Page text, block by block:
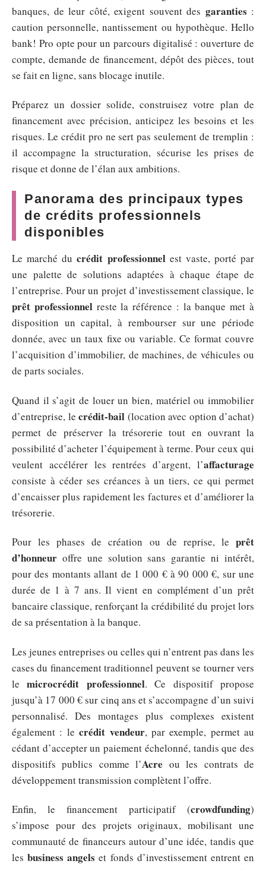
banques, de leur côté, exigent souvent des garanties :
caution personnelle, nantissement ou hypothèque. Hello
bank! Pro opte pour un parcours digitalisé : ouverture de
compte, demande de financement, dépôt des pièces, tout
se fait en ligne, sans blocage inutile.
Préparez un dossier solide, construisez votre plan de
financement avec précision, anticipez les besoins et les
risques. Le crédit pro ne sert pas seulement de tremplin :
il accompagne la structuration, sécurise les prises de
risque et donne de l’élan aux ambitions.
Panorama des principaux types
de crédits professionnels
disponibles
Le marché ducrédit professionnelest vaste, porté par
une palette de solutions adaptées à chaque étape de
l’entreprise. Pour un projet d’investissement classique, le
prêt professionnelreste la référence : la banque met à
disposition un capital, à rembourser sur une période
donnée, avec un taux fixe ou variable. Ce format couvre
l’acquisition d’immobilier, de machines, de véhicules ou
de parts sociales.
Quand il s’agit de louer un bien, matériel ou immobilier
d’entreprise, le crédit-bail (location avec option d’achat)
permet de préserver la trésorerie tout en ouvrant la
possibilité d’acheter l’équipement à terme. Pour ceux qui
veulent accélérer les rentrées d’argent, l’affacturage
consiste à céder ses créances à un tiers, ce qui permet
d’encaisser plus rapidement les factures et d’améliorer la
trésorerie.
Pour les phases de création ou de reprise, le prêt
d’honneur offre une solution sans garantie ni intérêt,
pour des montants allant de 1 000 € à 90 000 €, sur une
durée de 1 à 7 ans. Il vient en complément d’un prêt
bancaire classique, renforçant la crédibilité du projet lors
de sa présentation à la banque.
Les jeunes entreprises ou celles qui n’entrent pas dans les
cases du financement traditionnel peuvent se tourner vers
lemicrocrédit professionnel. Ce dispositif propose
jusqu’à 17 000 € sur cinq ans et s’accompagne d’un suivi
personnalisé. Des montages plus complexes existent
également : lecrédit vendeur, par exemple, permet au
cédant d’accepter un paiement échelonné, tandis que des
dispositifs publics comme l’Acre ou les contrats de
développement transmission complètent l’offre.
Enfin, le financement participatif (crowdfunding)
s’impose pour des projets originaux, mobilisant une
communauté de financeurs autour d’une idée, tandis que
lesbusiness angels et fonds d’investissement entrent en